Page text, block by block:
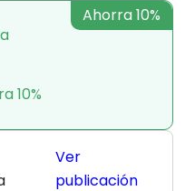
10%
Ahorra 10%
Ver
publicación